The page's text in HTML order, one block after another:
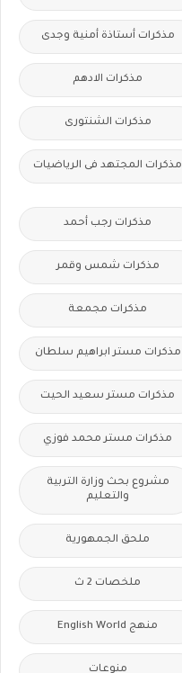
مذكرات أستاذة أمنية وجدى
مذكرات الادهم
مذكرات الشنتورى
مذكرات المجتهد فى الرياضيات
مذكرات رجب أحمد
مذكرات شمس وقمر
مذكرات مجمعة
مذكرات مستر ابراهيم سلطان
مذكرات مستر سعيد الحيت
مذكرات مستر محمد فوزي
مشروع بحث وزارة التربية
والتعليم
ملحق الجمهورية
ملخصات 2 ث
منهج English World
منوعات